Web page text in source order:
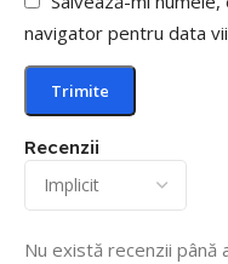
Recenzii
Nu există recenzii până
navigator pentru data